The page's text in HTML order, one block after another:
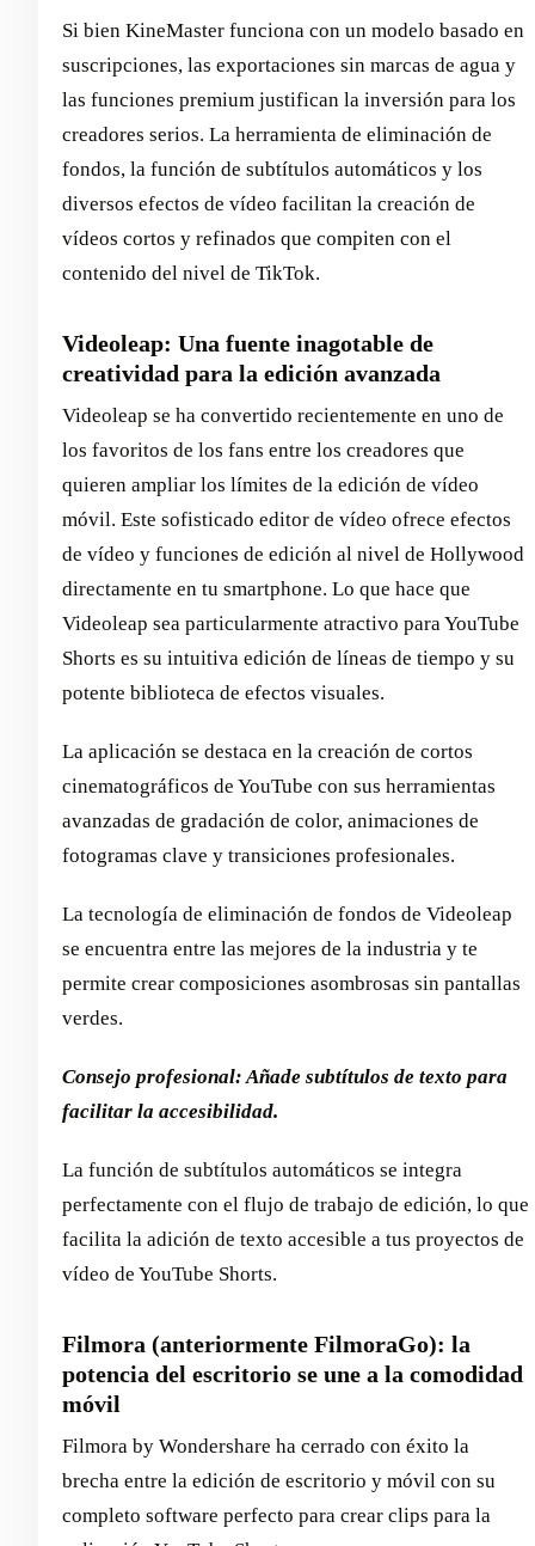
Si bien KineMaster funciona con un modelo basado en
suscripciones, las exportaciones sin marcas de agua y
las funciones premium justifican la inversión para los
creadores serios. La herramienta de eliminación de
fondos, la función de subtítulos automáticos y los
diversos efectos de vídeo facilitan la creación de
vídeos cortos y refinados que compiten con el
contenido del nivel de TikTok.
Videoleap: Una fuente inagotable de
creatividad para la edición avanzada
Videoleap se ha convertido recientemente en uno de
los favoritos de los fans entre los creadores que
quieren ampliar los límites de la edición de vídeo
móvil. Este sofisticado editor de vídeo ofrece efectos
de vídeo y funciones de edición al nivel de Hollywood
directamente en tu smartphone. Lo que hace que
Videoleap sea particularmente atractivo para YouTube
Shorts es su intuitiva edición de líneas de tiempo y su
potente biblioteca de efectos visuales.
La aplicación se destaca en la creación de cortos
cinematográficos de YouTube con sus herramientas
avanzadas de gradación de color, animaciones de
fotogramas clave y transiciones profesionales.
La tecnología de eliminación de fondos de Videoleap
se encuentra entre las mejores de la industria y te
permite crear composiciones asombrosas sin pantallas
verdes.
Consejo profesional: Añade subtítulos de texto para
facilitar la accesibilidad.
La función de subtítulos automáticos se integra
perfectamente con el flujo de trabajo de edición, lo que
facilita la adición de texto accesible a tus proyectos de
vídeo de YouTube Shorts.
Filmora (anteriormente FilmoraGo): la
potencia del escritorio se une a la comodidad
móvil
Filmora by Wondershare ha cerrado con éxito la
brecha entre la edición de escritorio y móvil con su
completo software perfecto para crear clips para la